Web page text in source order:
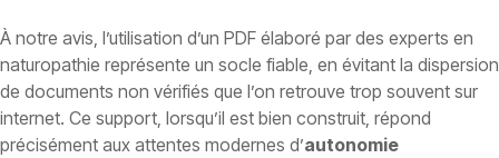
À notre avis, l’utilisation d’un PDF élaboré par des experts en
naturopathie représente un socle fiable, en évitant la dispersion
de documents non vérifiés que l’on retrouve trop souvent sur
internet. Ce support, lorsqu’il est bien construit, répond
précisément aux attentes modernes d’autonomie